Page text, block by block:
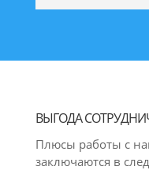
ВЫГОДА
Плюсы работы с
заключаются в